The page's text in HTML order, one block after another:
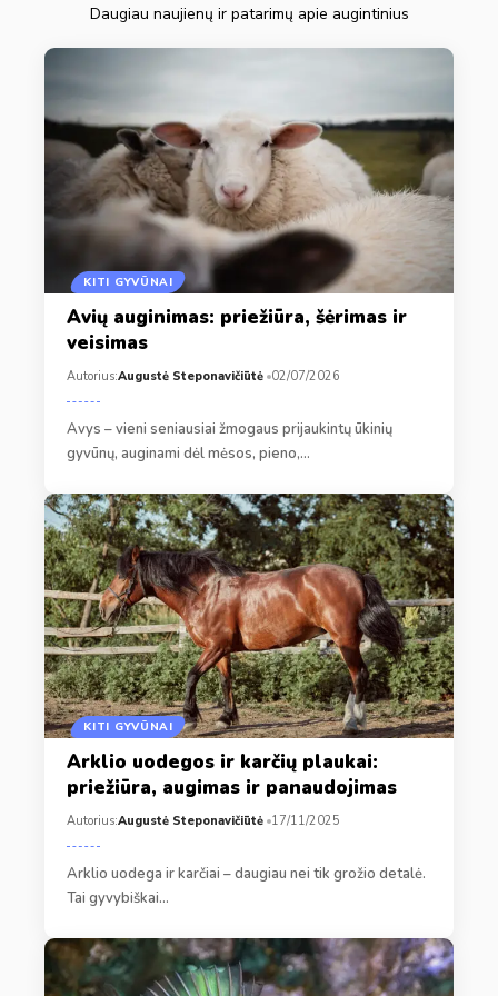
Daugiau naujienų ir patarimų apie augintinius
KITI GYVŪNAI
Avių auginimas: priežiūra, šėrimas ir
veisimas
Autorius:Augustė Steponavičiūtė 02/07/2026
Avys – vieni seniausiai žmogaus prijaukintų ūkinių
gyvūnų, auginami dėl mėsos, pieno,…
KITI GYVŪNAI
Arklio uodegos ir karčių plaukai:
priežiūra, augimas ir panaudojimas
Autorius:Augustė Steponavičiūtė 17/11/2025
Arklio uodega ir karčiai – daugiau nei tik grožio detalė.
Tai gyvybiškai…